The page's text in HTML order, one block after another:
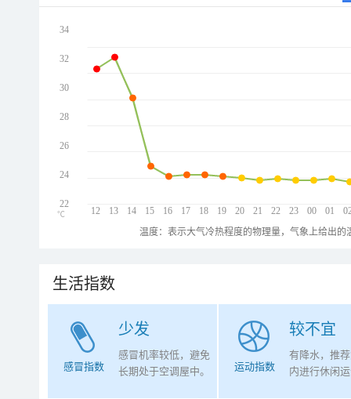
12 13 14 15 16 17 18 19 20 21 22 23 00 01
34
32
30
28
26
24
22
℃
温度：表示大气冷热程度的物理量，气象上给出
生活指数
少发
感冒指数
感冒机率较低，避免
长期处于空调屋中。
较不宜
运动指数
有降水，推
内进行休闲